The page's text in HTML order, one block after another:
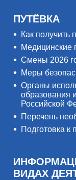
ПУТЁВКА
Как получить
Медицинские
Смены 2026
Меры
Органы
образования
Российской
Перечень
Подготовка к
ВИДАХ